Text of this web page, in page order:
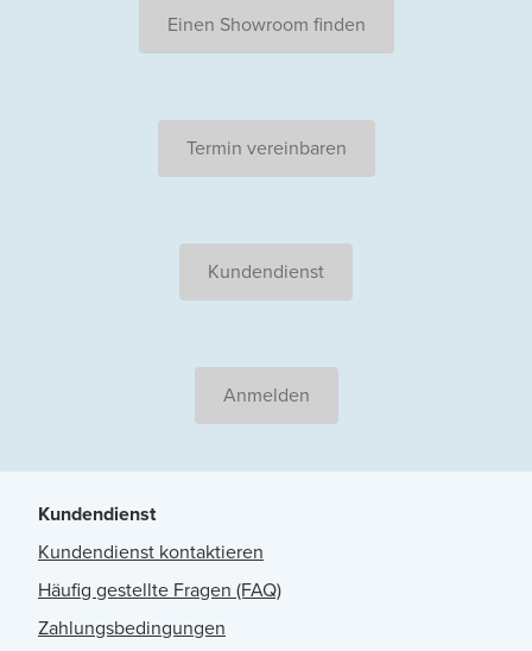
Einen Showroom finden
Termin vereinbaren
Kundendienst
Anmelden
Kundendienst
Kundendienst kontaktieren
Häufig gestellte Fragen (FAQ)
Zahlungsbedingungen